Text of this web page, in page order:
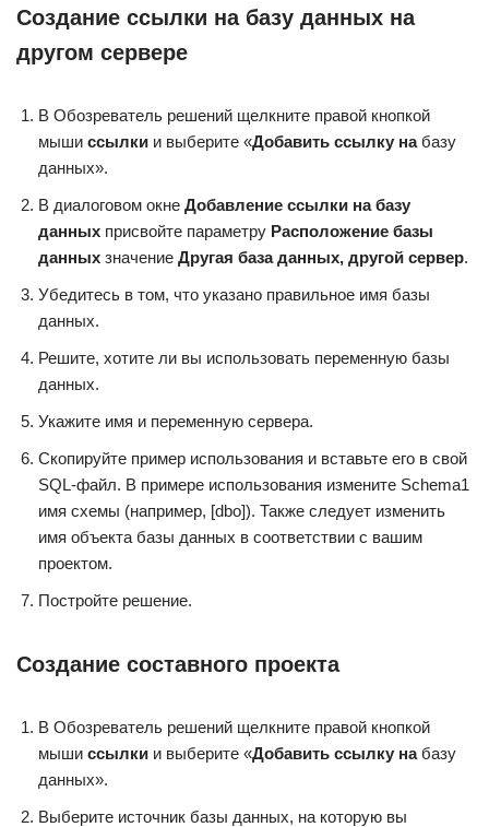
Создание ссылки на базу данных на
другом сервере
В Обозреватель решений щелкните правой кнопкой
мыши ссылки и выберите «Добавить ссылку набазу
данных».
В диалоговом окне Добавление ссылки на базу
данных присвойте параметру Расположение базы
данных значение Другая база данных, другой сервер.
Убедитесь в том, что указано правильное имя базы
данных.
Решите, хотите ли вы использовать переменную базы
данных.
Укажите имя и переменную сервера.
Скопируйте пример использования и вставьте его в свой
SQL-файл. В примере использования измените Schema1
имя схемы (например, [dbo]). Также следует изменить
имя объекта базы данных в соответствии с вашим
проектом.
Постройте решение.
Создание составного проекта
В Обозреватель решений щелкните правой кнопкой
мыши ссылки и выберите «Добавить ссылку набазу
данных».
Выберите источник базы данных, на которую вы